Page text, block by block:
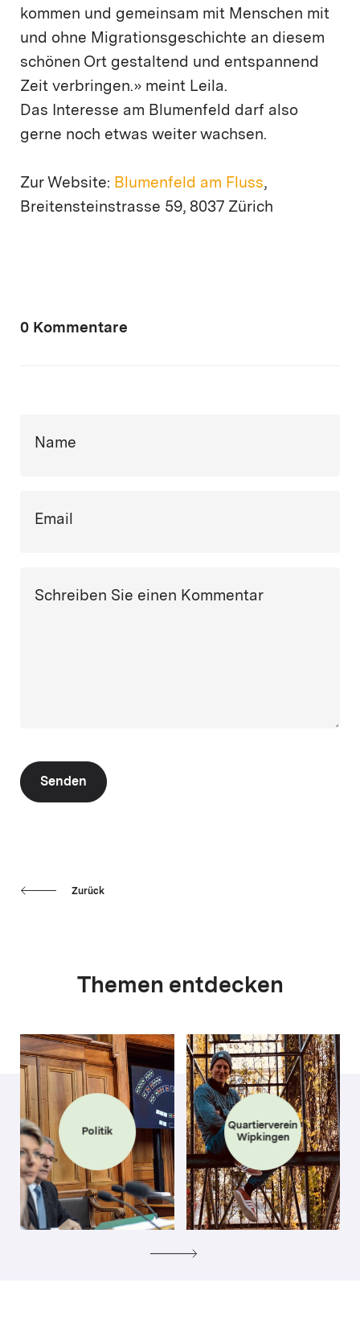
kommen und gemeinsam mit Menschen mit
und ohne Migrationsgeschichte an diesem
schönen Ort gestaltend und entspannend
Zeit verbringen.» meint Leila.
Das Interesse am Blumenfeld darf also
gerne noch etwas weiter wachsen.
Zur Website: Blumenfeld am Fluss,
Breitensteinstrasse 59, 8037 Zürich
0 Kommentare
Name
Email
Schreiben Sie einen Kommentar
Senden
Zurück
Themen entdecken
Politik
Quartierverein
Wipkingen